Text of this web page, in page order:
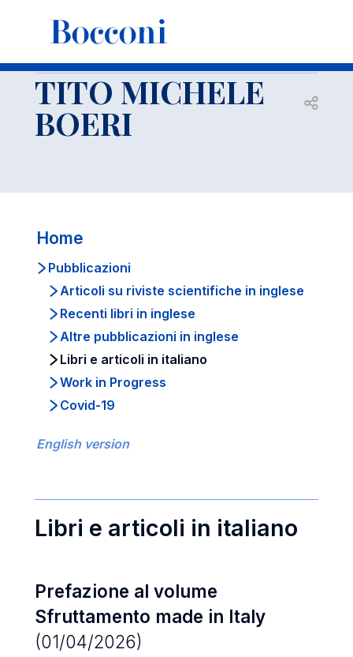
Docenti TITO MICHELE BOERI
TITO MICHELE
BOERI Open
Home
Pubblicazioni
Articoli su riviste scientifiche in inglese
Recenti libri in inglese
Altre pubblicazioni in inglese
Libri e articoli in italiano
Work in Progress
Covid-19
English version
Libri e articoli in italiano
Prefazione al volume
Sfruttamento made in Italy
(01/04/2026)